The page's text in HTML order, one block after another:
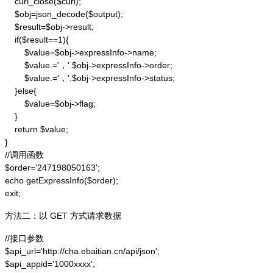
    $obj=json_decode($output);
    $result=$obj->result;
    if($result==1){
        $value=$obj->expressInfo->name;
        $value.='，'.$obj->expressInfo->order;
        $value.='，'.$obj->expressInfo->status;
    }else{
        $value=$obj->flag;
    }
    return $value;
}
//调用函数
$order='247198050163';
echo getExpressInfo($order);
exit;
方法二：以 GET 方式请求数据
//接口参数
$api_url='http://cha.ebaitian.cn/api/json';
$api_appid='1000xxxx';